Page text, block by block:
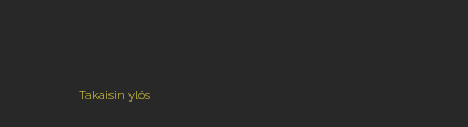
Takaisin ylös